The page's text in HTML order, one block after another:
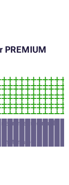
PREMIUM
túto náplň